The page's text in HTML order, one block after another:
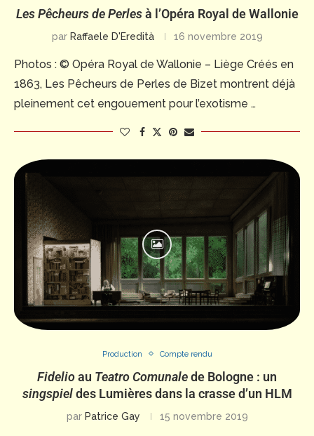
Les Pêcheurs de Perlesà l’Opéra Royal de Wallonie
par Raffaele D'Eredità 16 novembre 2019
Photos : © Opéra Royal de Wallonie – Liège Créés en
1863, Les Pêcheurs de Perles de Bizet montrent déjà
pleinement cet engouement pour l’exotisme …
Production Compte rendu
Fidelioau Teatro Comunalede Bologne : un
singspieldes Lumières dans la crasse d’un HLM
par Patrice Gay 15 novembre 2019